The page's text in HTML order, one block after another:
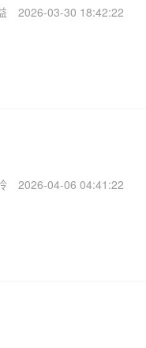
2026-03-30 18:42:22
2026-04-06 04:41:22